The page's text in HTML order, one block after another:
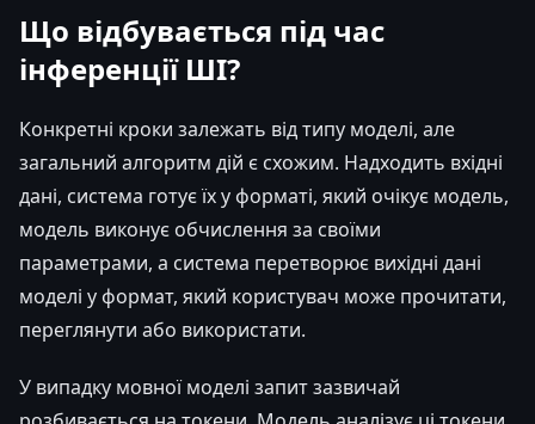
Що відбувається під час
інференції ШІ?
Конкретні кроки залежать від типу моделі, але
загальний алгоритм дій є схожим. Надходить вхідні
дані, система готує їх у форматі, який очікує модель,
модель виконує обчислення за своїми
параметрами, а система перетворює вихідні дані
моделі у формат, який користувач може прочитати,
переглянути або використати.
У випадку мовної моделі запит зазвичай